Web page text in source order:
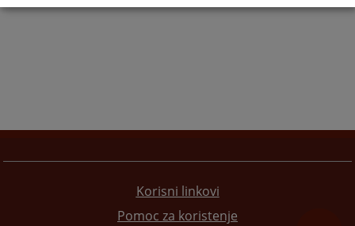
Korisni linkovi
Pomoc za koristenje